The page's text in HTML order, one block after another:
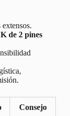
de 2 pines
Consejo